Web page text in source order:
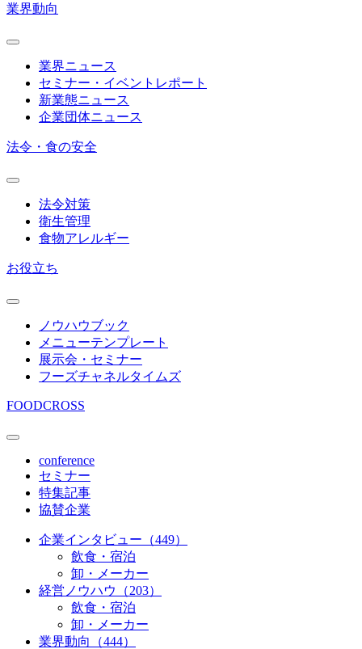
業界動向
業界ニュース
セミナー・イベントレポート
新業態ニュース
企業団体ニュース
法令・食の安全
法令対策
衛生管理
食物アレルギー
お役立ち
ノウハウブック
メニューテンプレート
展示会・セミナー
フーズチャネルタイムズ
FOODCROSS
conference
セミナー
特集記事
協賛企業
企業インタビュー（449）
飲食・宿泊
卸・メーカー
経営ノウハウ（203）
飲食・宿泊
卸・メーカー
業界動向（444）